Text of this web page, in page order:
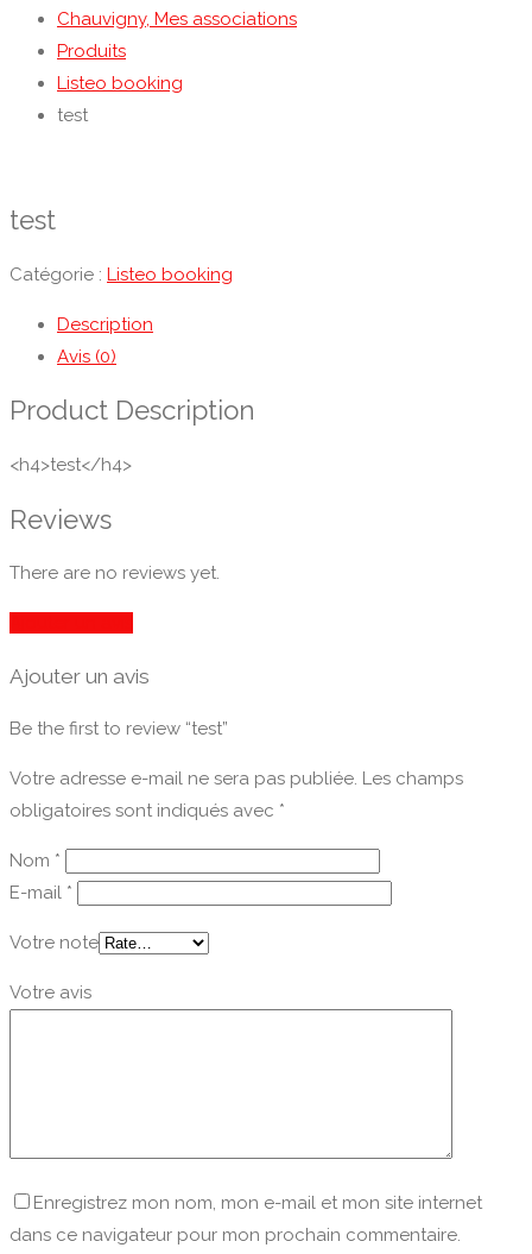
Chauvigny, Mes associations
Produits
Listeo booking
test
test
Catégorie : Listeo booking
Description
Avis (0)
Product Description
<h4>test</h4>
Reviews
There are no reviews yet.
Ajouter un avis
Be the first to review “test”
Votre adresse e-mail ne sera pas publiée. Les champs
obligatoires sont indiqués avec *
Nom *
E-mail *
Votre note
Votre avis
Enregistrez mon nom, mon e-mail et mon site internet
dans ce navigateur pour mon prochain commentaire.